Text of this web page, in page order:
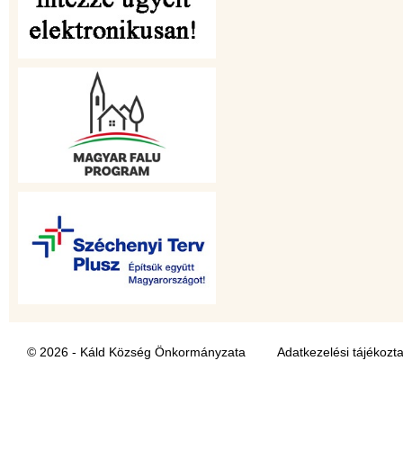
© 2026 - Káld Község Önkormányzata Adatkezelési